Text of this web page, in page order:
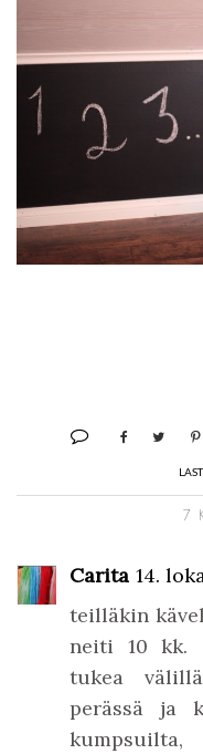
7
Carita 14.
teilläkin
neiti 10 kk.
tukea
perässä ja